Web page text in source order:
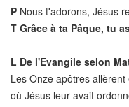
P Nous t'adorons, Jésus
T Grâce à ta Pâque, tu
L De l'Evangile selon
Les Onze apôtres
où Jésus leur avait